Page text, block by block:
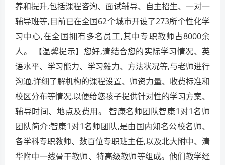
养和提升,包括课程咨询、面试辅导、自主招生、一对一
辅导班等,目前已在全国62个城市开设了273所个性化学
习中心,在全国拥有多名员工,其中专职教师占8000余
人。 【温馨提示】您好,请结合您的实际学习情况、英
语水平、学习能力、学习毅力、方法状况等,与老师进行
沟通,详细了解机构的课程设置、师资力量、收费标准和
校区分布等情况,以便给您孩子提供针对性的学习方案、
辅导时间、地点及费用。 智康名师团队智康1对1名师
团队简介:智康1对1名师团队,是由国内知名公校名师、
各学科专职教师、数百位专职班主任,以及北大附中、清
华附中一线骨干教师、特高级教师等组成。他们教学经